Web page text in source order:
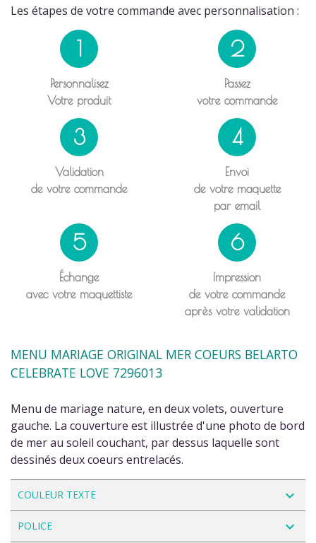
Les étapes de votre commande avec personnalisation :
1
Personnalisez
Votre produit
2
Passez
votre commande
3
Validation
de votre commande
4
Envoi
de votre maquette
par email
5
Échange
avec votre maquettiste
6
Impression
de votre commande
après votre validation
MENU MARIAGE ORIGINAL MER COEURS BELARTO
CELEBRATE LOVE 7296013
Menu de mariage nature, en deux volets, ouverture
gauche. La couverture est illustrée d'une photo de bord
de mer au soleil couchant, par dessus laquelle sont
dessinés deux coeurs entrelacés.
COULEUR TEXTE navigate_next
POLICE navigate_next